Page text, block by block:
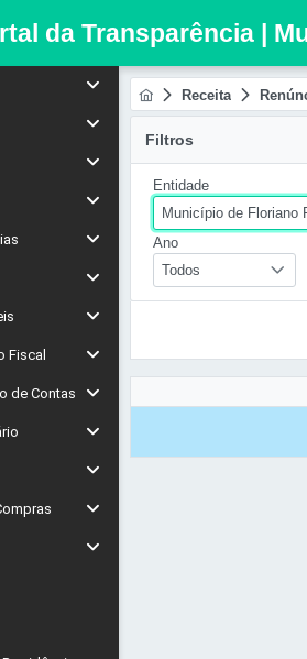
da Transparência |
Fiscal
de Contas
Receita
Filtros
Entidade
Município de Floriano
Ano
Todos